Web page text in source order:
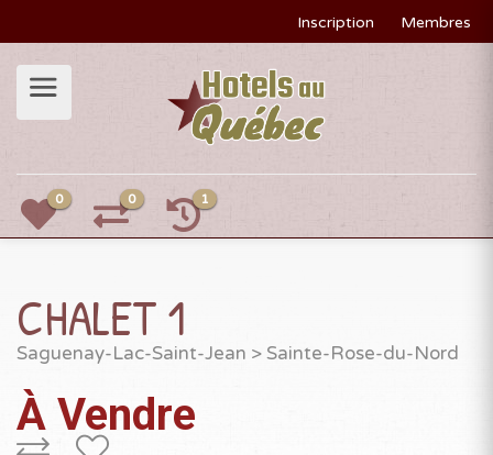
Inscription Membres
0 0 1
CHALET 1
Saguenay-Lac-Saint-Jean >Sainte-Rose-du-Nord
À Vendre